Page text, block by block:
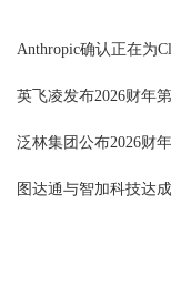
Anthropic确认正在为
英飞凌发布2026财年
泛林集团公布2026财
图达通与智加科技达